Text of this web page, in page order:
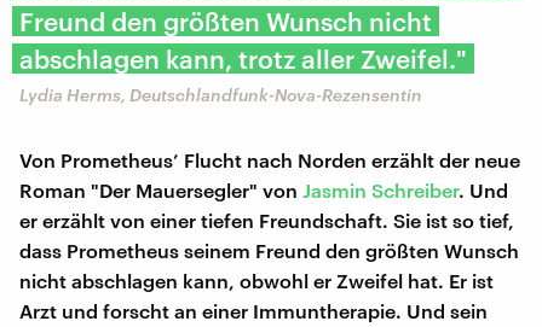
Freund den größten Wunsch nicht
abschlagen kann, trotz aller Zweifel."
Lydia Herms, Deutschlandfunk-Nova-Rezensentin
Von Prometheus’ Flucht nach Norden erzählt der neue
Roman "Der Mauersegler" von Jasmin Schreiber. Und
er erzählt von einer tiefen Freundschaft. Sie ist so tief,
dass Prometheus seinem Freund den größten Wunsch
nicht abschlagen kann, obwohl er Zweifel hat. Er ist
Arzt und forscht an einer Immuntherapie. Und sein